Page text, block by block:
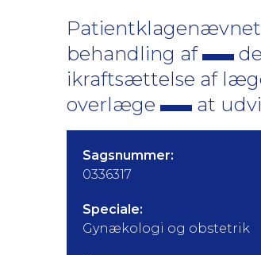
behandling af
ikraftsættelse af
overlæge
at
Sagsnummer:
0336317
Speciale:
Gynækologi og obstetrik